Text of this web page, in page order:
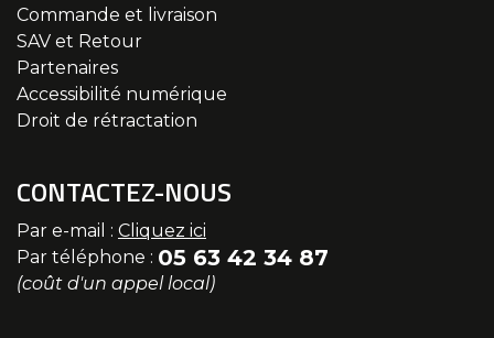
Commande et livraison
SAV et Retour
Partenaires
Accessibilité numérique
Droit de rétractation
CONTACTEZ-NOUS
Par e-mail : Cliquez ici
Par téléphone : 05 63 42 34 87
(coût d'un appel local)